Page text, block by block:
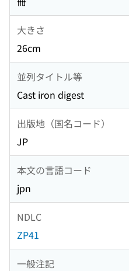
大きさ
26cm
並列タイトル等
Cast iron digest
出版地（国名コード）
JP
本文の言語コード
jpn
NDLC
ZP41
一般注記